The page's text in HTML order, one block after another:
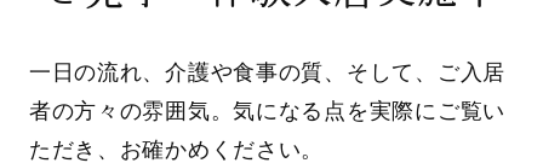
一日の流れ、介護や食事の質、そして、ご入居
者の方々の雰囲気。気になる点を実際にご覧い
ただき、お確かめください。